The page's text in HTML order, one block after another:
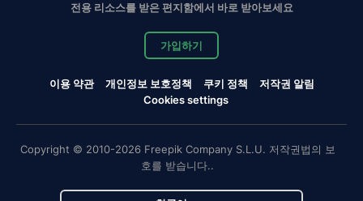
전용 리소스를 받은 편지함에서 바로 받아보세요
가입하기
이용 약관 개인정보 보호정책 쿠키 정책
저작권 알림
Cookies settings
Copyright © 2010-2026 Freepik Company S.L.U. 저작권법의 보
호를 받습니다..